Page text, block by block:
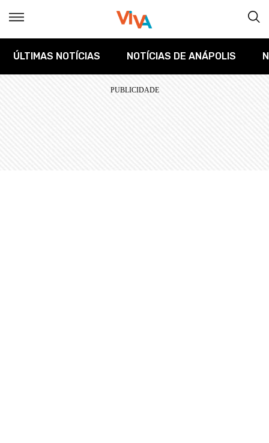
ÚLTIMAS NOTÍCIAS NOTÍCIAS DE ANÁPOLIS